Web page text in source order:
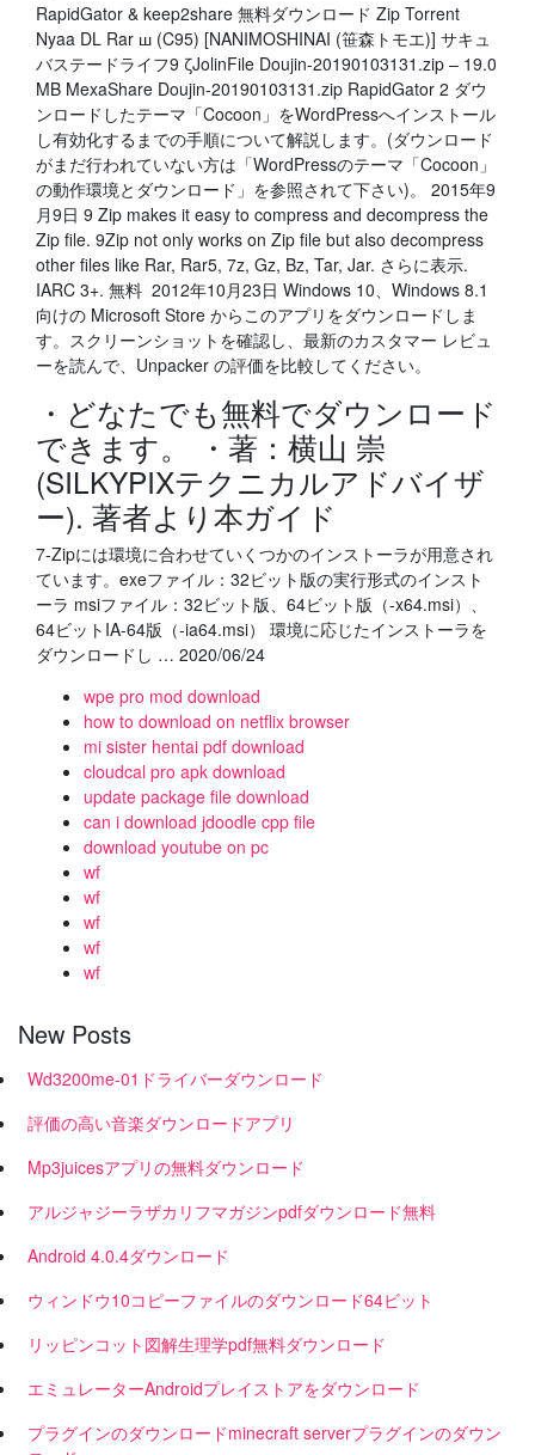
RapidGator & keep2share 無料ダウンロード Zip Torrent
Nyaa DL Rar ш (C95) [NANIMOSHINAI (笹森トモエ)] サキュ
バステードライフ9 ζJolinFile Doujin-20190103131.zip – 19.0
MB MexaShare Doujin-20190103131.zip RapidGator 2 ダウ
ンロードしたテーマ「Cocoon」をWordPressへインストール
し有効化するまでの手順について解説します。(ダウンロード
がまだ行われていない方は「WordPressのテーマ「Cocoon」
の動作環境とダウンロード」を参照されて下さい)。 2015年9
月9日 9 Zip makes it easy to compress and decompress the
Zip file. 9Zip not only works on Zip file but also decompress
other files like Rar, Rar5, 7z, Gz, Bz, Tar, Jar. さらに表示.
IARC 3+. 無料 2012年10月23日 Windows 10、Windows 8.1
向けの Microsoft Store からこのアプリをダウンロードしま
す。スクリーンショットを確認し、最新のカスタマー レビュ
ーを読んで、Unpacker の評価を比較してください。
・どなたでも無料でダウンロード
できます。 ・著：横山 崇
(SILKYPIXテクニカルアドバイザ
ー). 著者より本ガイド
7-Zipには環境に合わせていくつかのインストーラが用意され
ています。exeファイル：32ビット版の実行形式のインスト
ーラ msiファイル：32ビット版、64ビット版（-x64.msi）、
64ビットIA-64版（-ia64.msi） 環境に応じたインストーラを
ダウンロードし … 2020/06/24
wpe pro mod download
how to download on netflix browser
mi sister hentai pdf download
cloudcal pro apk download
update package file download
can i download jdoodle cpp file
download youtube on pc
wf
wf
wf
wf
wf
New Posts
Wd3200me-01ドライバーダウンロード
評価の高い音楽ダウンロードアプリ
Mp3juicesアプリの無料ダウンロード
アルジャジーラザカリフマガジンpdfダウンロード無料
Android 4.0.4ダウンロード
ウィンドウ10コピーファイルのダウンロード64ビット
リッピンコット図解生理学pdf無料ダウンロード
エミュレーターAndroidプレイストアをダウンロード
プラグインのダウンロードminecraft serverプラグインのダウン